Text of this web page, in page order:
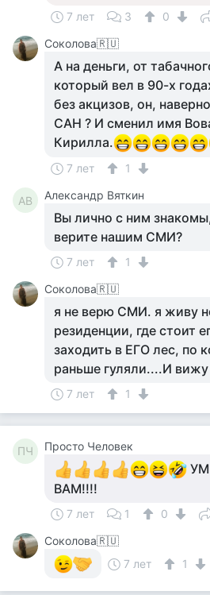
7 лет 3
0
Соколова🇷🇺
А на деньги, от
который вел в 90-х
без акцизов, он,
САН ? И сменил имя
Кирилла.
7 лет 1
АВ Александр Вяткин
Вы лично с ним
верите нашим СМИ?
7 лет
1
Соколова🇷🇺
я не верю СМИ. я живу
резиденции, где стоит
заходить в ЕГО лес, по
раньше гуляли....И вижу
7 лет 1
ПЧ Просто Человек
ВАМ!!!!
7 лет 1
0
Соколова🇷🇺
7 лет
1